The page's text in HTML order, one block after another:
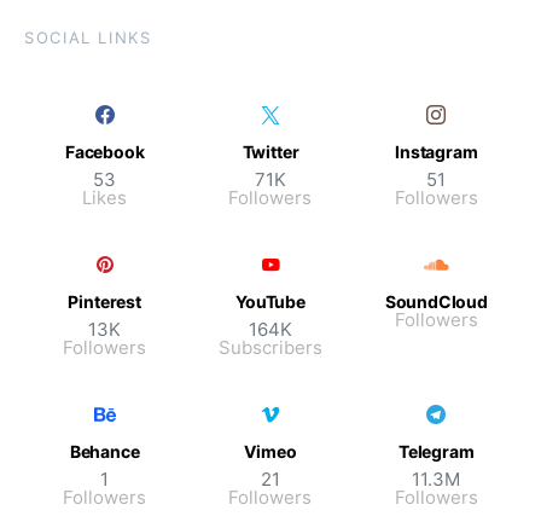
SOCIAL LINKS
Facebook
53
Likes
Twitter
71K
Followers
Instagram
51
Followers
Pinterest
13K
Followers
YouTube
164K
Subscribers
SoundCloud
Followers
Behance
1
Followers
Vimeo
21
Followers
Telegram
11.3M
Followers